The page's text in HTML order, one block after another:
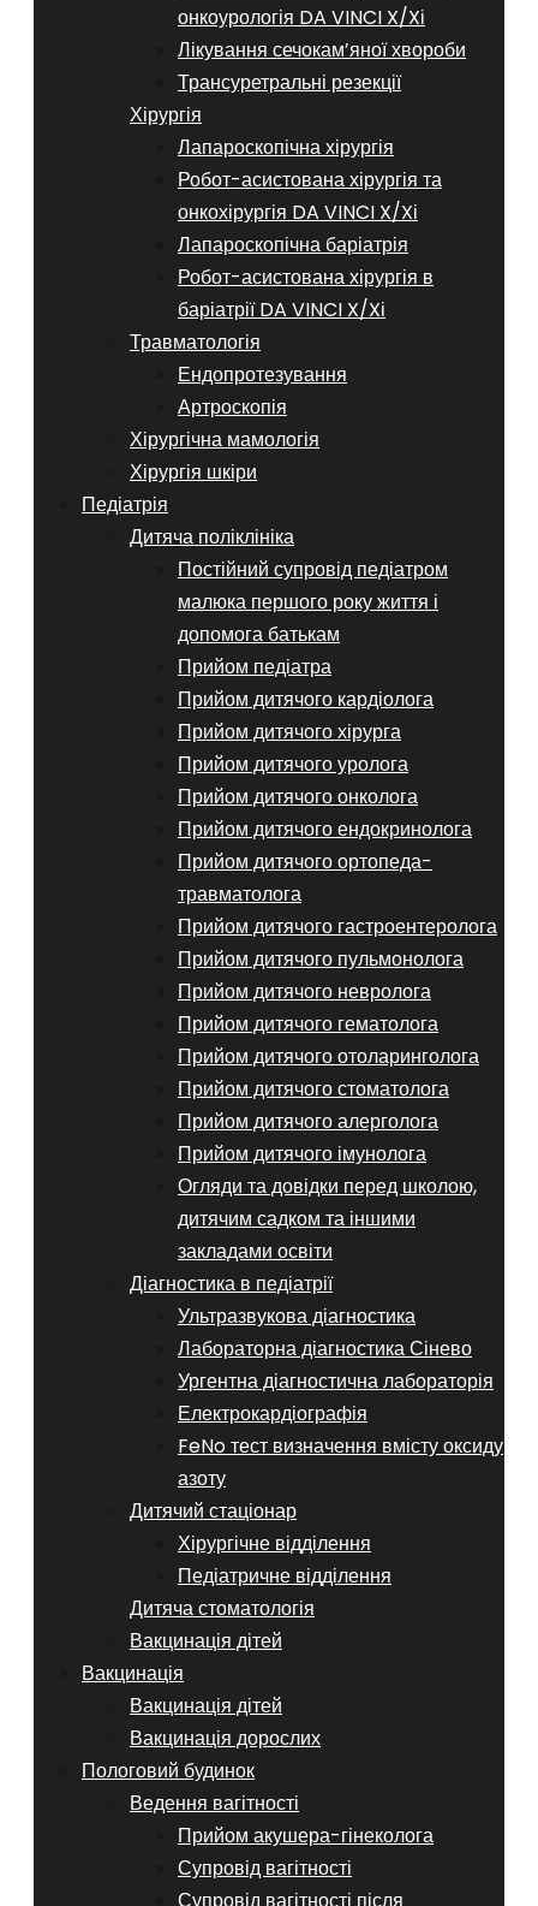
онкоурологія DA VINCI X/Xі
Лікування сечокам’яної хвороби
Трансуретральні резекції
Хірургія
Лапароскопічна хірургія
Робот-асистована хірургія та
онкохірургія DA VINCI X/Xі
Лапароскопічна баріатрія
Робот-асистована хірургія в
баріатрії DA VINCI X/Xі
Травматологія
Ендопротезування
Артроскопія
Хірургічна мамологія
Хірургія шкіри
Педіатрія
Дитяча поліклініка
Постійний супровід педіатром
малюка першого року життя і
допомога батькам
Прийом педіатра
Прийом дитячого кардіолога
Прийом дитячого хірурга
Прийом дитячого уролога
Прийом дитячого онколога
Прийом дитячого ендокринолога
Прийом дитячого ортопеда-
травматолога
Прийом дитячого гастроентеролога
Прийом дитячого пульмонолога
Прийом дитячого невролога
Прийом дитячого гематолога
Прийом дитячого отоларинголога
Прийом дитячого стоматолога
Прийом дитячого алерголога
Прийом дитячого імунолога
Огляди та довідки перед школою,
дитячим садком та іншими
закладами освіти
Діагностика в педіатрії
Ультразвукова діагностика
Лабораторна діагностика Сінево
Ургентна діагностична лабораторія
Електрокардіографія
FeNo тест визначення вмісту оксиду
азоту
Дитячий стаціонар
Хірургічне відділення
Педіатричне відділення
Дитяча стоматологія
Вакцинація дітей
Вакцинація
Вакцинація дітей
Вакцинація дорослих
Пологовий будинок
Ведення вагітності
Прийом акушера-гінеколога
Супровід вагітності